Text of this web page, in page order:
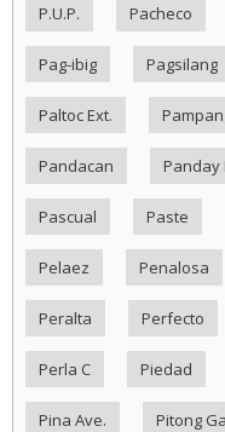
P.U.P. Pacheco
Pag-ibig Pagsilang
Paltoc Ext.
Pandacan Panday
Pascual Paste
Pelaez Penalosa
Peralta Perfecto
Perla C Piedad
Pina Ave. Pitong